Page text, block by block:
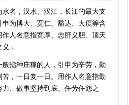
水名，汉水、汉江，长江的最大支
申为博大、宽仁、豁达、大度等含
作人名意指宽厚、忠肝义胆、顶天
；
般指种庄稼的人，引申为辛劳，勤
苦，一日复一日。用作人名意指勤
力、做事坚持到底、任劳任怨之